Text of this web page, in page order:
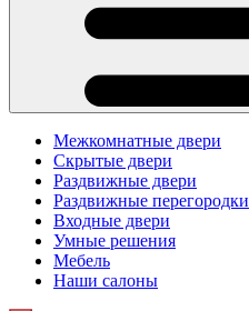
Межкомнатные двери
Скрытые двери
Раздвижные двери
Раздвижные перегородки
Входные двери
Умные решения
Мебель
Наши салоны